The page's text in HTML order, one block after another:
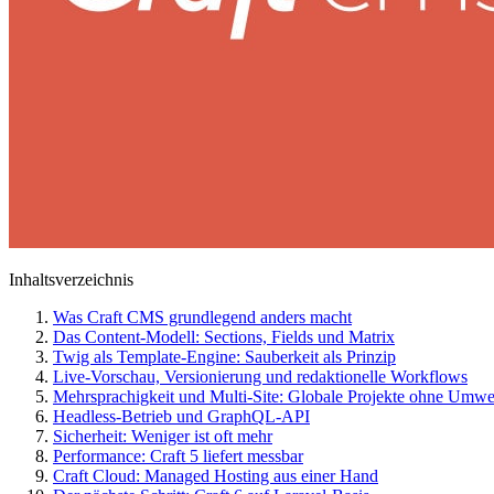
Inhaltsverzeichnis
Was Craft CMS grundlegend anders macht
Das Content-Modell: Sections, Fields und Matrix
Twig als Template-Engine: Sauberkeit als Prinzip
Live-Vorschau, Versionierung und redaktionelle Workflows
Mehrsprachigkeit und Multi-Site: Globale Projekte ohne
Headless-Betrieb und GraphQL-API
Sicherheit: Weniger ist oft mehr
Performance: Craft 5 liefert messbar
Craft Cloud: Managed Hosting aus einer Hand